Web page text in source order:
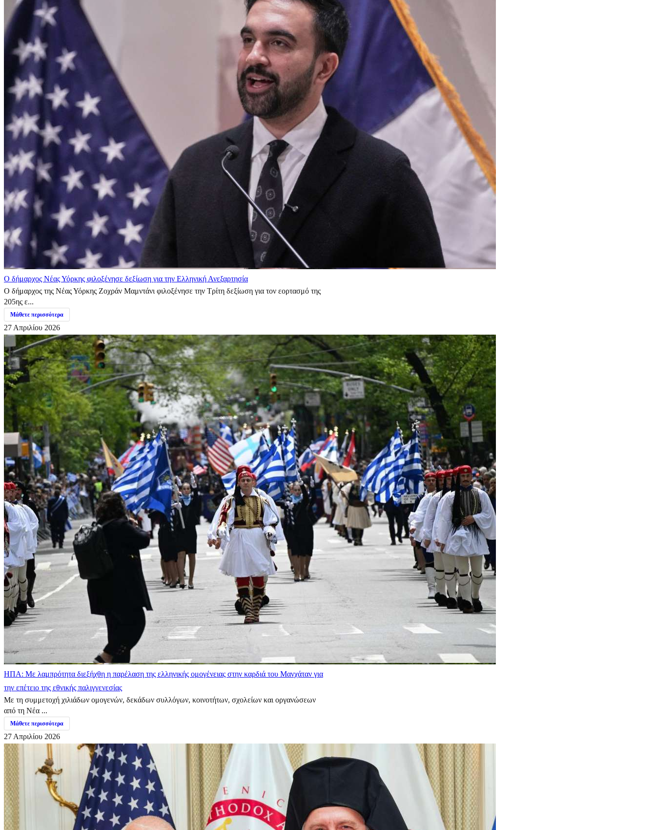
Ο δήμαρχος Νέας Υόρκης φιλοξένησε δεξίωση για την Ελληνική Ανεξαρτησία
Ο δήμαρχος της Νέας Υόρκης Ζοχράν Μαμντάνι φιλοξένησε την Τρίτη δεξίωση για τον εορτασμό της
205ης ε...
Μάθετε περισσότερα
27 Απριλίου 2026
ΗΠΑ: Με λαμπρότητα διεξήχθη η παρέλαση της ελληνικής ομογένειας στην καρδιά του Μανχάταν για
την επέτειο της εθνικής παλιγγενεσίας
Με τη συμμετοχή χιλιάδων ομογενών, δεκάδων συλλόγων, κοινοτήτων, σχολείων και οργανώσεων
από τη Νέα ...
Μάθετε περισσότερα
27 Απριλίου 2026